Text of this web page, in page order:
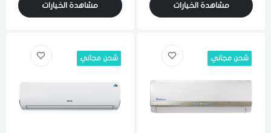
مشاهدة الخيارات مشاهدة الخيارات
شحن مجاني شحن مجاني